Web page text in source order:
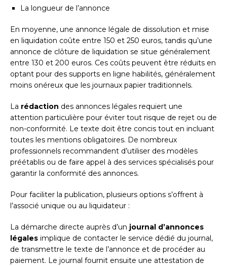
La longueur de l’annonce
En moyenne, une annonce légale de dissolution et mise
en liquidation coûte entre 150 et 250 euros, tandis qu’une
annonce de clôture de liquidation se situe généralement
entre 130 et 200 euros. Ces coûts peuvent être réduits en
optant pour des supports en ligne habilités, généralement
moins onéreux que les journaux papier traditionnels.
La rédaction des annonces légales requiert une
attention particulière pour éviter tout risque de rejet ou de
non-conformité. Le texte doit être concis tout en incluant
toutes les mentions obligatoires. De nombreux
professionnels recommandent d’utiliser des modèles
préétablis ou de faire appel à des services spécialisés pour
garantir la conformité des annonces.
Pour faciliter la publication, plusieurs options s’offrent à
l’associé unique ou au liquidateur :
La démarche directe auprès d’un journal d’annonces
légales implique de contacter le service dédié du journal,
de transmettre le texte de l’annonce et de procéder au
paiement. Le journal fournit ensuite une attestation de